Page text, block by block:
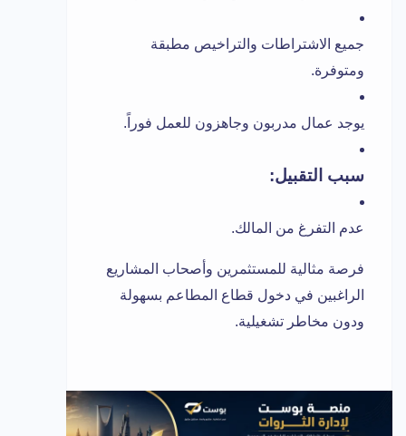
جميع الاشتراطات والتراخيص مطبقة
ومتوفرة.
يوجد عمال مدربون وجاهزون للعمل فوراً.
سبب التقبيل:
عدم التفرغ من المالك.
فرصة مثالية للمستثمرين وأصحاب المشاريع
الراغبين في دخول قطاع المطاعم بسهولة
ودون مخاطر تشغيلية.